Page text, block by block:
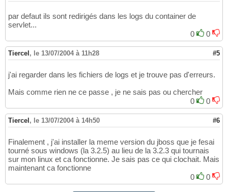
par defaut ils sont redirigés dans les logs du container de
servlet...
0
0
Tiercel , le 13/07/2004 à 11h28 #5
j'ai regarder dans les fichiers de logs et je trouve pas d'erreurs.
Mais comme rien ne ce passe , je ne sais pas ou chercher
0
0
Tiercel , le 13/07/2004 à 14h50 #6
Finalement , j'ai installer la meme version du jboss que je fesai
tourné sous windows (la 3.2.5) au lieu de la 3.2.3 qui tournais
sur mon linux et ca fonctionne. Je sais pas ce qui clochait. Mais
maintenant ca fonctionne
0
0